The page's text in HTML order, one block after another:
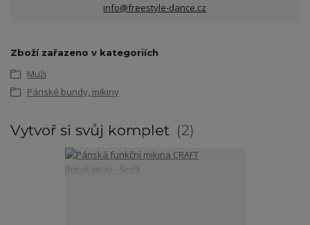
info@freestyle-dance.cz
Zboží zařazeno v kategoriích
Muži
Pánské bundy, mikiny
Vytvoř si svůj komplet 2